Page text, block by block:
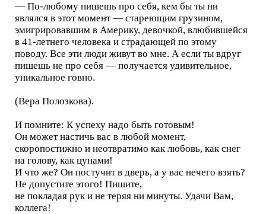
— По-любому пишешь про себя, кем бы ты ни
являлся в этот момент — стареющим грузином,
эмигрировавшим в Америку, девочкой, влюбившейся
в 41-летнего человека и страдающей по этому
поводу. Все эти люди живут во мне. А если ты вдруг
пишешь не про себя — получается удивительное,
уникальное говно.
(Вера Полозкова).
И помните: К успеху надо быть готовым!
Он может настичь вас в любой момент,
скоропостижно и неотвратимо как любовь, как снег
на голову, как цунами!
И что же? Он постучит в дверь, а у вас нечего взять?
Не допустите этого! Пишите,
не покладая рук и не теряя ни минуты. Удачи Вам,
коллега!